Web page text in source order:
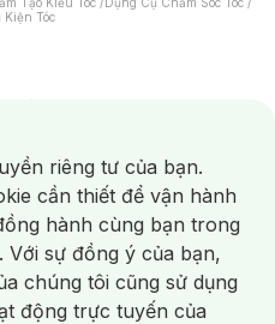
Kiện Tóc
Mặt Nạ Xông Hơi /Nước Rửa Tay/
Răng /Bàn Chải Điện/
Tăm Nước/ Nước Súc Miệng/
Dịch Vệ Sinh/Dưỡng Vùng Kín/
/Tampon/Bọt Cạo Râu /Dao Cạo Râu/
/ Da Lão Hóa/ Da Mụn/
/ Nám / Tàn Nhang
Địa
riêng tư của bạn.
cần thiết để vận hành
hành cùng bạn trong
sự đồng ý của bạn,
chúng tôi cũng sử dụng
động trực tuyến của